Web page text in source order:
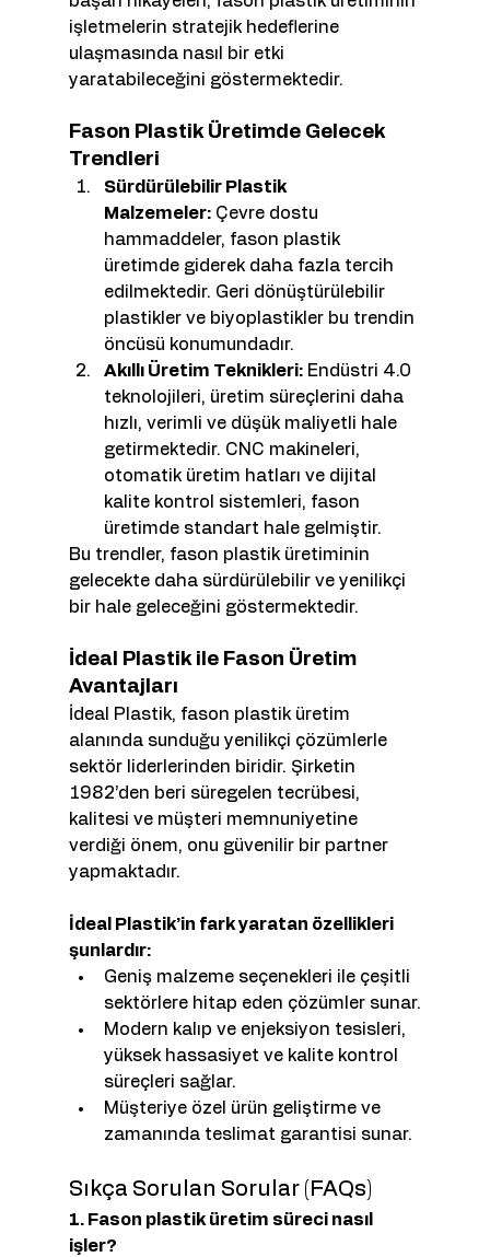
işletmelerin stratejik hedeflerine
ulaşmasında nasıl bir etki
yaratabileceğini göstermektedir.
Fason Plastik Üretimde Gelecek
Trendleri
Sürdürülebilir Plastik
Malzemeler: Çevre dostu
hammaddeler, fason plastik
üretimde giderek daha fazla tercih
edilmektedir. Geri dönüştürülebilir
plastikler ve biyoplastikler bu trendin
öncüsü konumundadır.
Akıllı Üretim Teknikleri: Endüstri 4.0
teknolojileri, üretim süreçlerini daha
hızlı, verimli ve düşük maliyetli hale
getirmektedir. CNC makineleri,
otomatik üretim hatları ve dijital
kalite kontrol sistemleri, fason
üretimde standart hale gelmiştir.
Bu trendler, fason plastik üretiminin
gelecekte daha sürdürülebilir ve yenilikçi
bir hale geleceğini göstermektedir.
İdeal Plastik ile Fason Üretim
Avantajları
İdeal Plastik, fason plastik üretim
alanında sunduğu yenilikçi çözümlerle
sektör liderlerinden biridir. Şirketin
1982’den beri süregelen tecrübesi,
kalitesi ve müşteri memnuniyetine
verdiği önem, onu güvenilir bir partner
yapmaktadır.
İdeal Plastik’in fark yaratan özellikleri
şunlardır:
Geniş malzeme seçenekleri ile çeşitli
sektörlere hitap eden çözümler sunar.
Modern kalıp ve enjeksiyon tesisleri,
yüksek hassasiyet ve kalite kontrol
süreçleri sağlar.
Müşteriye özel ürün geliştirme ve
zamanında teslimat garantisi sunar.
Sıkça Sorulan Sorular (FAQs)
1. Fason plastik üretim süreci nasıl
işler?